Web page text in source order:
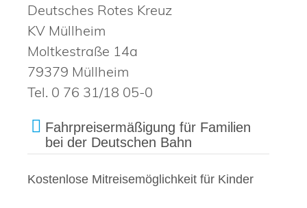
Deutsches Rotes Kreuz
KV Müllheim
Moltkestraße 14a
79379 Müllheim
Tel. 0 76 31/18 05-0
Fahrpreisermäßigung für Familien
bei der Deutschen Bahn
Kostenlose Mitreisemöglichkeit für Kinder